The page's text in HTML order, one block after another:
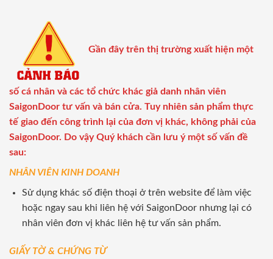
Gần đây trên thị trường xuất hiện một
số cá nhân và các tổ chức khác giả danh nhân viên
SaigonDoor tư vấn và bán cửa. Tuy nhiên sản phẩm thực
tế giao đến công trình lại của đơn vị khác, không phải của
SaigonDoor. Do vậy Quý khách cần lưu ý một số vấn đề
sau:
NHÂN VIÊN KINH DOANH
Sử dụng khác số điện thoại ở trên website để làm việc
hoặc ngay sau khi liên hệ với SaigonDoor nhưng lại có
nhân viên đơn vị khác liên hệ tư vấn sản phẩm.
GIẤY TỜ & CHỨNG TỪ